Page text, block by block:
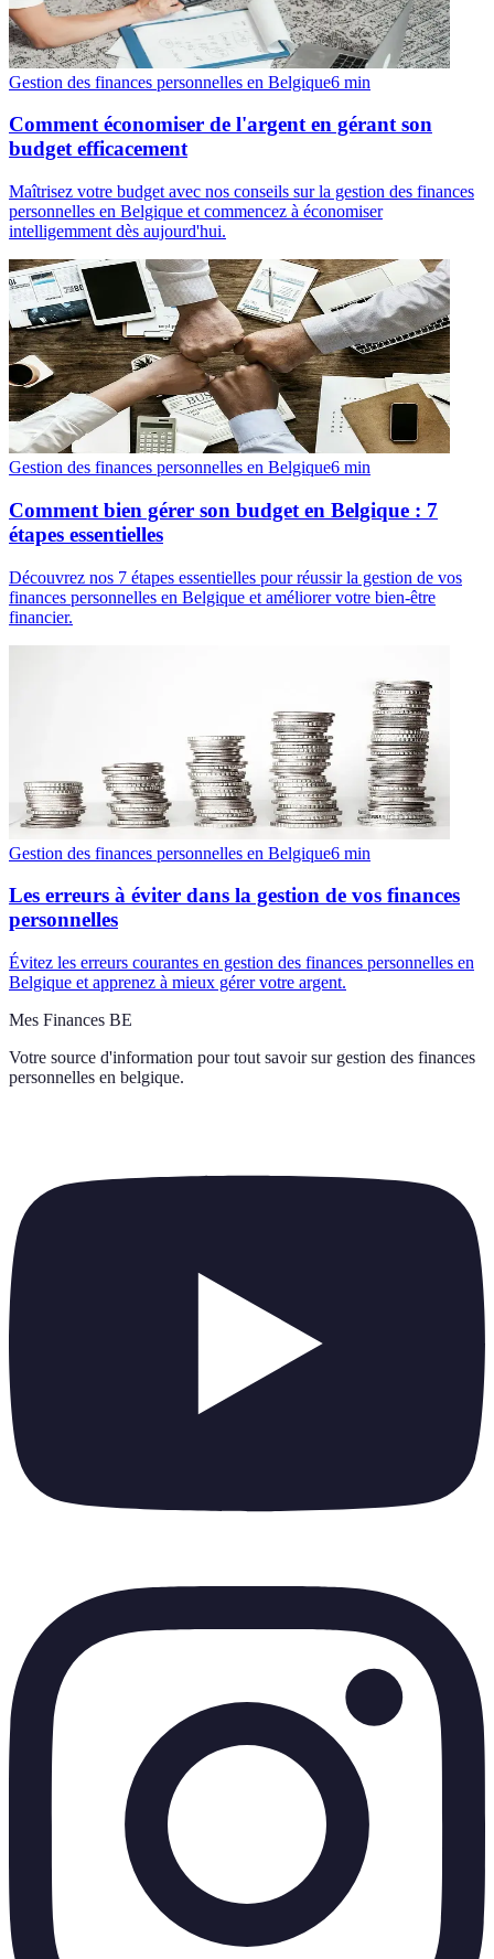
Gestion des finances personnelles en Belgique6 min
Comment économiser de l'argent en gérant son
budget efficacement
Maîtrisez votre budget avec nos conseils sur la gestion des finances
personnelles en Belgique et commencez à économiser
intelligemment dès aujourd'hui.
Gestion des finances personnelles en Belgique6 min
Comment bien gérer son budget en Belgique : 7
étapes essentielles
Découvrez nos 7 étapes essentielles pour réussir la gestion de vos
finances personnelles en Belgique et améliorer votre bien-être
financier.
Gestion des finances personnelles en Belgique6 min
Les erreurs à éviter dans la gestion de vos finances
personnelles
Évitez les erreurs courantes en gestion des finances personnelles en
Belgique et apprenez à mieux gérer votre argent.
Mes Finances BE
Votre source d'information pour tout savoir sur gestion des finances
personnelles en belgique.